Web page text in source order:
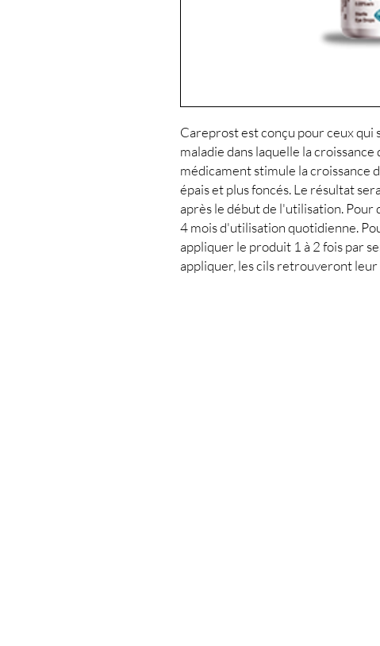
Careprost est conçu pour ceux
maladie dans laquelle la croissance
médicament stimule la croissance
épais et plus foncés. Le résultat
après le début de l'utilisation. Pour
4 mois d'utilisation quotidienne.
appliquer le produit 1 à 2 fois par
appliquer, les cils retrouveront